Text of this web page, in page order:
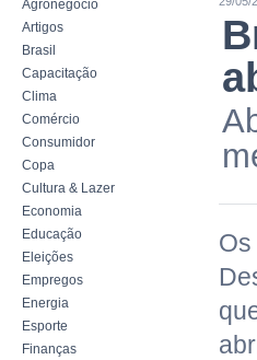
Agronegócio
Artigos
Brasil
Capacitação
Clima
Comércio
Consumidor
Copa
Cultura & Lazer
Economia
Educação
Eleições
Empregos
Energia
Esporte
Finanças